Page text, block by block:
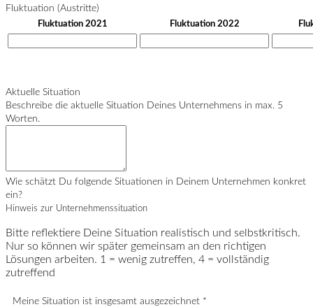
Fluktuation (Austritte)
Fluktuation 2021 Fluktuation 2022
Aktuelle Situation
Beschreibe die aktuelle Situation Deines Unternehmens in max. 5
Worten.
Wie schätzt Du folgende Situationen in Deinem Unternehmen konkret
ein?
Hinweis zur Unternehmenssituation
Bitte reflektiere Deine Situation realistisch und selbstkritisch.
Nur so können wir später gemeinsam an den richtigen
Lösungen arbeiten. 1 = wenig zutreffen, 4 = vollständig
zutreffend
Meine Situation ist insgesamt ausgezeichnet *